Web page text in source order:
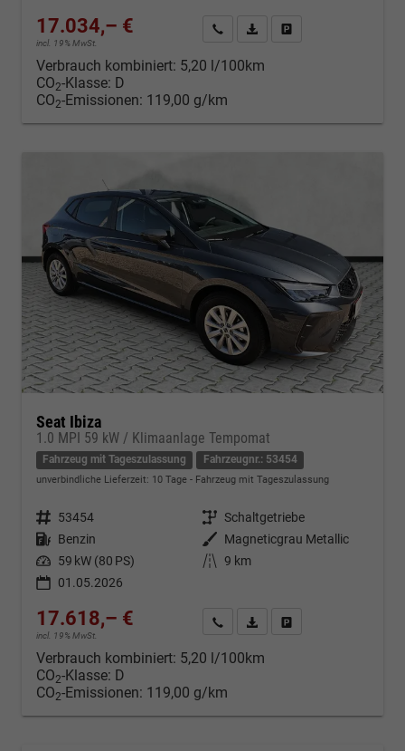
17.034,– €
incl. 19% MwSt.
Kontakt & Angebot anfordern
PDF-Datei, Fahrzeugexposé
Verbrauch kombiniert: 5,20 l/100km
CO2-Klasse: D
CO2-Emissionen: 119,00 g/km
Seat Ibiza
1.0 MPI 59 kW / Klimaanlage Tempomat
Fahrzeug mit Tageszulassung Fahrzeugnr.: 53454
unverbindliche Lieferzeit: 10 Tage Fahrzeug mit Tageszulassung
Fahrzeugnr. 53454 Getriebe Schaltgetriebe
Kraftstoff Benzin Außenfarbe
Magneticgrau Metallic
Leistung 59 kW (80 PS) Kilometerstand 9 km
01.05.2026
17.618,– €
incl. 19% MwSt.
Kontakt & Angebot anfordern
PDF-Datei, Fahrzeugexposé
Verbrauch kombiniert: 5,20 l/100km
CO2-Klasse: D
CO2-Emissionen: 119,00 g/km